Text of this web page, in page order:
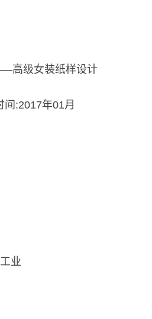
高级女装纸样设计
:2017年01月
业